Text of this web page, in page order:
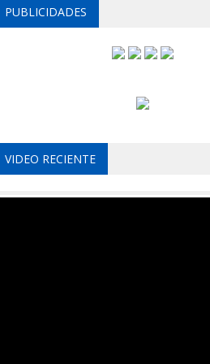
PUBLICIDADES
VIDEO RECIENTE